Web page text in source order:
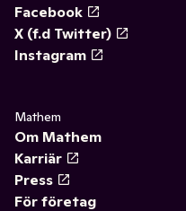
Facebook
X (f.d Twitter)
Instagram
Mathem
Om Mathem
Karriär
Press
För företag